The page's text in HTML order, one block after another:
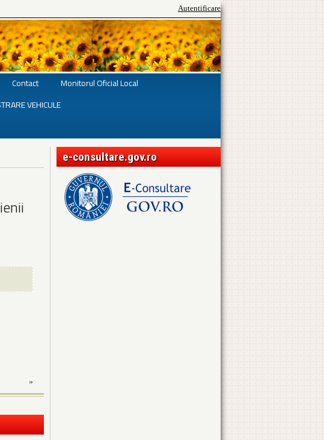
Autentificare
Contact
Monitorul Oficial Local
VEHICULE
»
e-consultare.gov.ro